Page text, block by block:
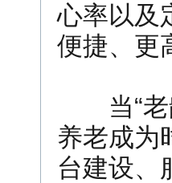
心率以及
便捷、更
当“老
养老成为
台建设、